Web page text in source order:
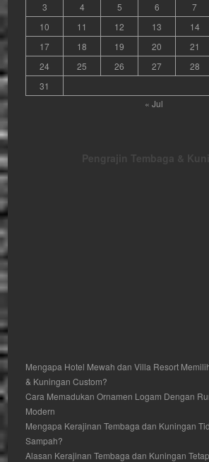
3
4 5 6 7
10
11 12 13 14
17
18 19 20 21
24
25 26 27 28
31
« Jul
Pengrajin Tembaga &
Mengapa Hotel Mewah dan Villa Resort
& Kuningan Custom?
Cara Memadukan Ornamen Logam Dengan
Modern
Mengapa Kerajinan Tembaga dan Kuningan
Sampah?
Alasan Kerajinan Tembaga dan Kuningan